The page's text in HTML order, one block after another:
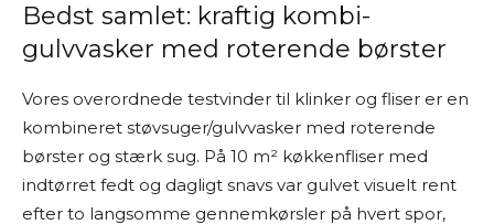
Bedst samlet: kraftig kombi-
gulvvasker med roterende børster
Vores overordnede testvinder til klinker og fliser er en
kombineret støvsuger/gulvvasker med roterende
børster og stærk sug. På 10 m² køkkenfliser med
indtørret fedt og dagligt snavs var gulvet visuelt rent
efter to langsomme gennemkørsler på hvert spor,